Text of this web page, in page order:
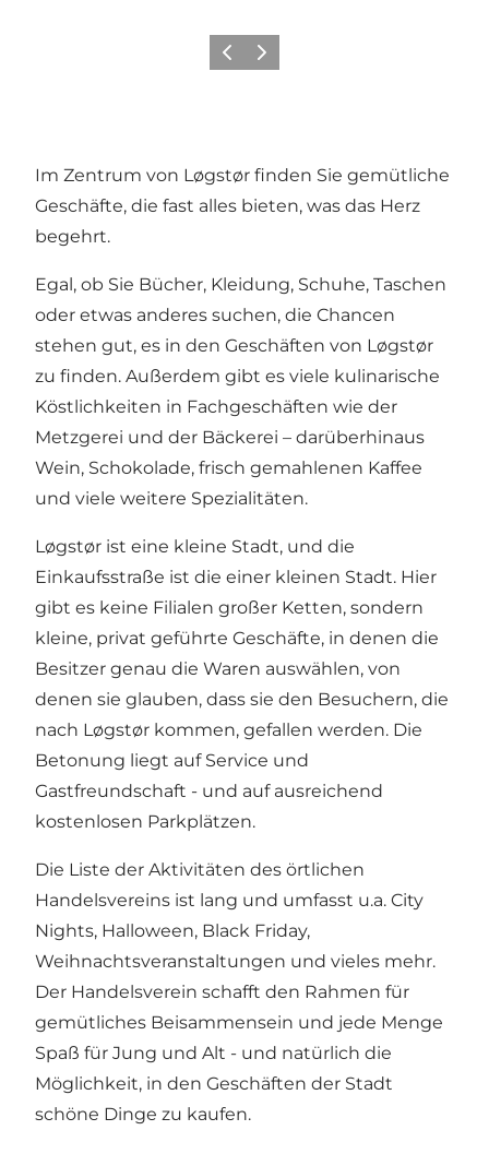
ZurückWeiter
Im Zentrum von Løgstør finden Sie gemütliche
Geschäfte, die fast alles bieten, was das Herz
begehrt.
Egal, ob Sie Bücher, Kleidung, Schuhe, Taschen
oder etwas anderes suchen, die Chancen
stehen gut, es in den Geschäften von Løgstør
zu finden. Außerdem gibt es viele kulinarische
Köstlichkeiten in Fachgeschäften wie der
Metzgerei und der Bäckerei – darüberhinaus
Wein, Schokolade, frisch gemahlenen Kaffee
und viele weitere Spezialitäten.
Løgstør ist eine kleine Stadt, und die
Einkaufsstraße ist die einer kleinen Stadt. Hier
gibt es keine Filialen großer Ketten, sondern
kleine, privat geführte Geschäfte, in denen die
Besitzer genau die Waren auswählen, von
denen sie glauben, dass sie den Besuchern, die
nach Løgstør kommen, gefallen werden. Die
Betonung liegt auf Service und
Gastfreundschaft - und auf ausreichend
kostenlosen Parkplätzen.
Die Liste der Aktivitäten des örtlichen
Handelsvereins ist lang und umfasst u.a. City
Nights, Halloween, Black Friday,
Weihnachtsveranstaltungen und vieles mehr.
Der Handelsverein schafft den Rahmen für
gemütliches Beisammensein und jede Menge
Spaß für Jung und Alt - und natürlich die
Möglichkeit, in den Geschäften der Stadt
schöne Dinge zu kaufen.